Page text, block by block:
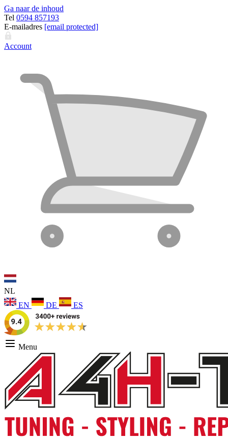
Ga naar de inhoud
Tel 0594 857193
E-mailadres [email protected]
Account
NL
EN
DE ES
Menu